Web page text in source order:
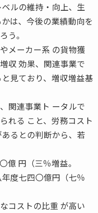
ルの維持・向上、生
は、今後の業績動向を
う。
メーカー系 の貨物獲
収 効果、関連事業で
見ており、増収増益基
関連事業ト ータルで
れる こと、労務コスト
るとの判断から、若
億 円（三％増益。
度七四〇億円（七％
コストの比重 が高い